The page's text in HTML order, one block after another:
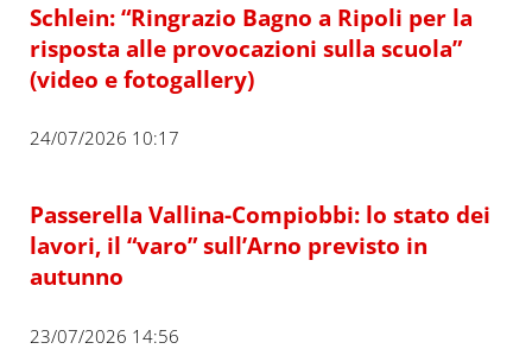
Schlein: “Ringrazio Bagno a Ripoli per la
risposta alle provocazioni sulla scuola”
(video e fotogallery)
24/07/2026 10:17
Passerella Vallina-Compiobbi: lo stato dei
lavori, il “varo” sull’Arno previsto in
autunno
23/07/2026 14:56